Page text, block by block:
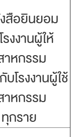
อยินยอม
งงานผู้ให้
หกรรม
โรงงานผู้ใช้
หกรรม
กราย